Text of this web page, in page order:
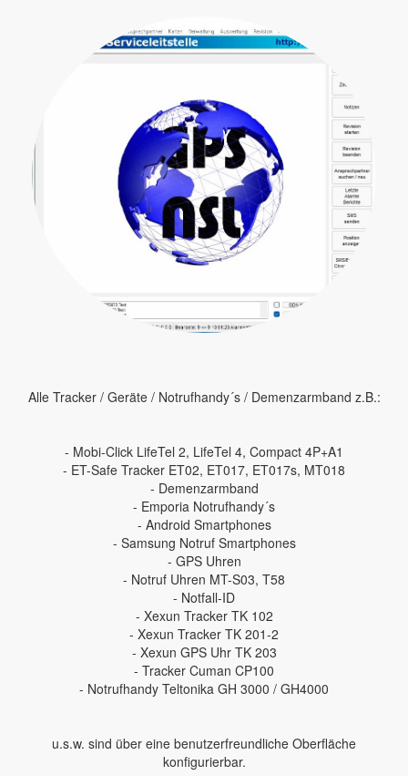
Alle Tracker / Geräte / Notrufhandy´s / Demenzarmband z.B.:
- Mobi-Click LifeTel 2, LifeTel 4, Compact 4P+A1
- ET-Safe Tracker ET02, ET017, ET017s, MT018
- Demenzarmband
- Emporia Notrufhandy´s
- Android Smartphones
- Samsung Notruf Smartphones
- GPS Uhren
- Notruf Uhren MT-S03, T58
- Notfall-ID
- Xexun Tracker TK 102
- Xexun Tracker TK 201-2
- Xexun GPS Uhr TK 203
- Tracker Cuman CP100
- Notrufhandy Teltonika GH 3000 / GH4000
u.s.w. sind über eine benutzerfreundliche Oberfläche
konfigurierbar.